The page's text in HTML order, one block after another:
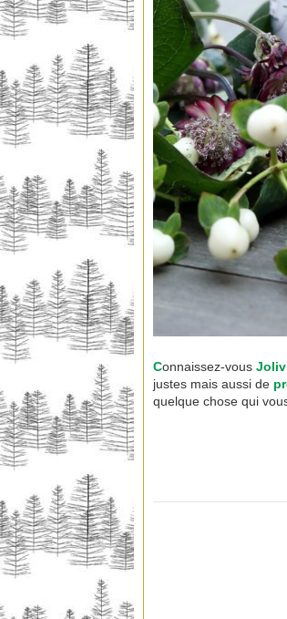
Connaissez-vous
justes mais aussi de
quelque chose qui